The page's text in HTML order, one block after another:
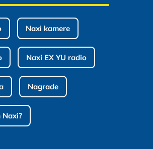
Naxi kamere
Naxi EX YU radio
Nagrade
Naxi?